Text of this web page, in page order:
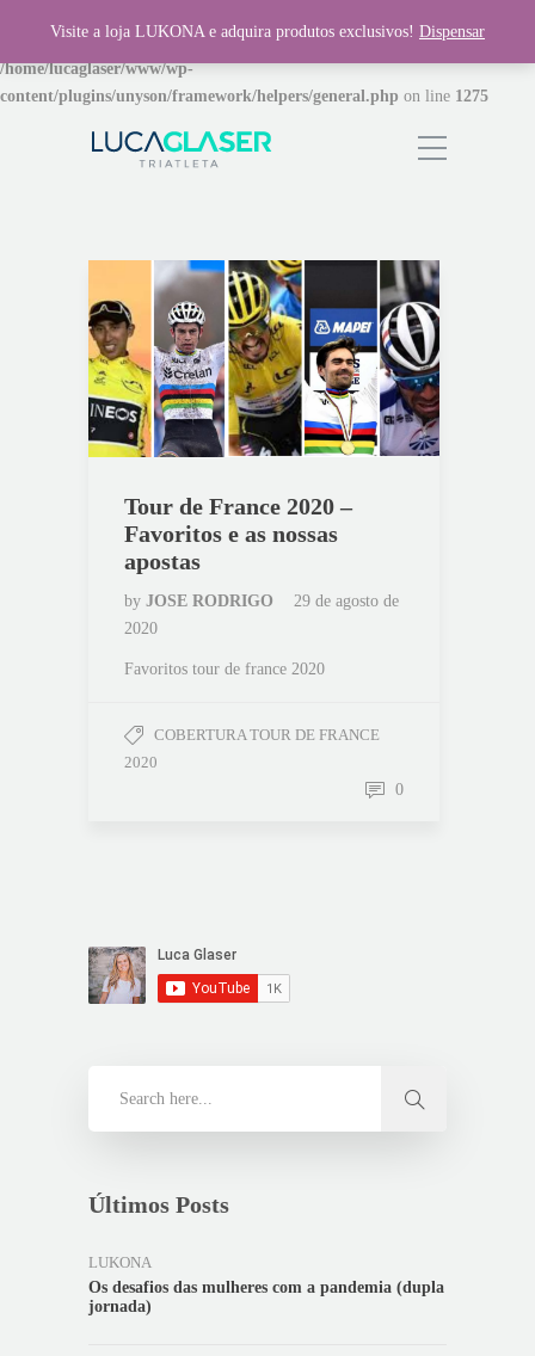
Warning: Invalid argument supplied for foreach() in
/home/lucaglaser/www/wp-
content/plugins/unyson/framework/helpers/general.php on line 1275
Tour de France 2020 –
Favoritos e as nossas
apostas
by JOSE RODRIGO
29 de agosto de
2020
Favoritos tour de france 2020
COBERTURA TOUR DE FRANCE
2020
0
Últimos Posts
LUKONA
Os desafios das mulheres com a pandemia (dupla
jornada)
Visite a loja LUKONA e adquira produtos exclusivos! Dispensar